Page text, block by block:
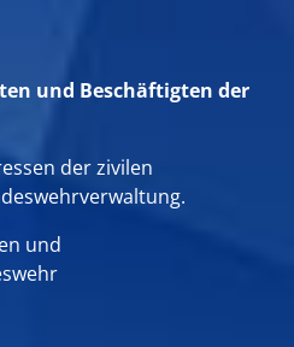
und Beschäftigten der
der zivilen
und